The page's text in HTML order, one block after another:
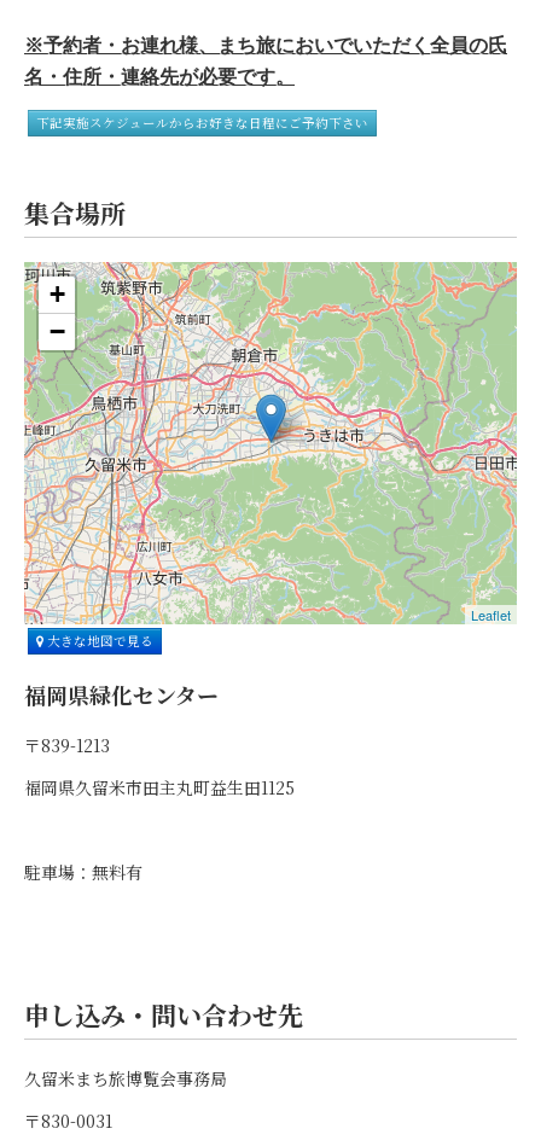
※予約者・お連れ様、まち旅においでいただく全員の氏
名・住所・連絡先が必要です。
下記実施スケジュールからお好きな日程にご予約下さい
集合場所
+
−
Leaflet
大きな地図で見る
福岡県緑化センター
〒839-1213
福岡県久留米市田主丸町益生田1125
駐車場：無料有
申し込み・問い合わせ先
久留米まち旅博覧会事務局
〒830-0031